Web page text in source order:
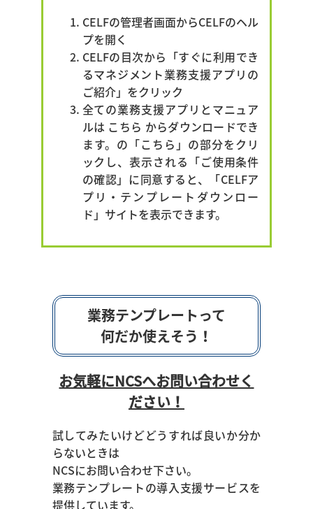
CELFの管理者画面からCELFのヘル
プを開く
CELFの目次から「すぐに利用でき
るマネジメント業務支援アプリの
ご紹介」をクリック
全ての業務支援アプリとマニュア
ルは こちら からダウンロードでき
ます。の「こちら」の部分をクリ
ックし、表示される「ご使用条件
の確認」に同意すると、「CELFア
プリ・テンプレートダウンロー
ド」サイトを表示できます。
業務テンプレートって
何だか使えそう！
お気軽にNCSへお問い合わせく
ださい！
試してみたいけどどうすれば良いか分か
らないときは
NCSにお問い合わせ下さい。
業務テンプレートの導入支援サービスを
提供しています。